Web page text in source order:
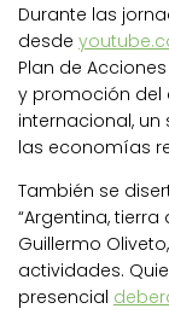
Durante las
desde
Plan de
y promoción del
internacional,
las economías
También se
“Argentina,
Guillermo
actividades.
presencial